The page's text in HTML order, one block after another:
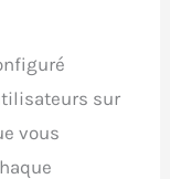
sur
vous